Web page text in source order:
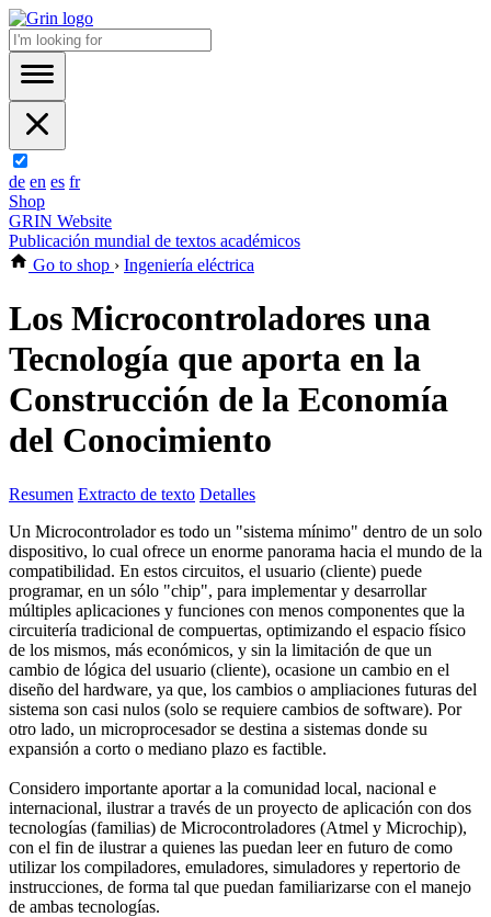
de en es fr
Shop
GRIN Website
Publicación mundial de textos académicos
Go to shop › Ingeniería eléctrica
Los Microcontroladores una
Tecnología que aporta en la
Construcción de la Economía
del Conocimiento
Resumen Extracto de texto Detalles
Un Microcontrolador es todo un "sistema mínimo" dentro de un solo
dispositivo, lo cual ofrece un enorme panorama hacia el mundo de la
compatibilidad. En estos circuitos, el usuario (cliente) puede
programar, en un sólo "chip", para implementar y desarrollar
múltiples aplicaciones y funciones con menos componentes que la
circuitería tradicional de compuertas, optimizando el espacio físico
de los mismos, más económicos, y sin la limitación de que un
cambio de lógica del usuario (cliente), ocasione un cambio en el
diseño del hardware, ya que, los cambios o ampliaciones futuras del
sistema son casi nulos (solo se requiere cambios de software). Por
otro lado, un microprocesador se destina a sistemas donde su
expansión a corto o mediano plazo es factible.
Considero importante aportar a la comunidad local, nacional e
internacional, ilustrar a través de un proyecto de aplicación con dos
tecnologías (familias) de Microcontroladores (Atmel y Microchip),
con el fin de ilustrar a quienes las puedan leer en futuro de como
utilizar los compiladores, emuladores, simuladores y repertorio de
instrucciones, de forma tal que puedan familiarizarse con el manejo
de ambas tecnologías.